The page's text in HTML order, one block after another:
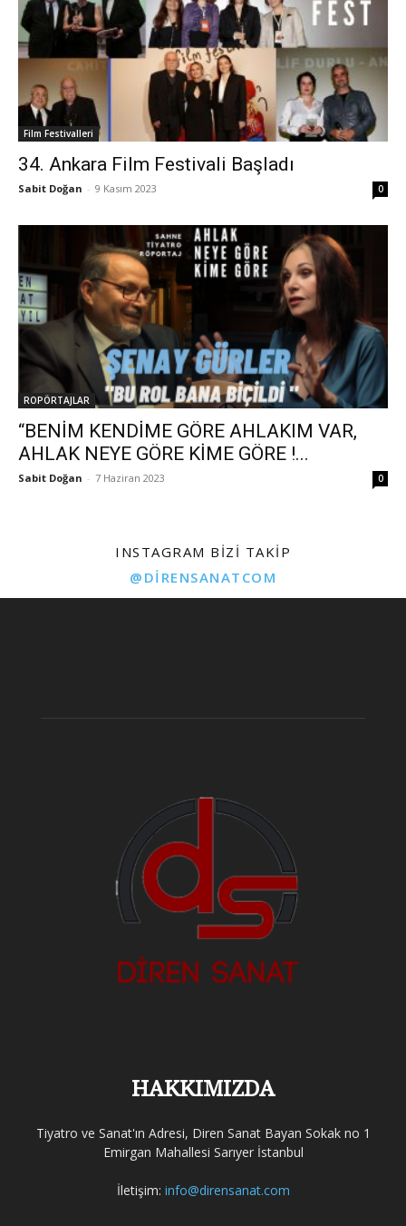
Film Festivalleri
34. Ankara Film Festivali Başladı
Sabit Doğan - 9 Kasım 2023 0
ROPÖRTAJLAR
“BENİM KENDİME GÖRE AHLAKIM VAR,
AHLAK NEYE GÖRE KİME GÖRE !...
Sabit Doğan - 7 Haziran 2023 0
INSTAGRAM BIZI TAKIP
@DIRENSANATCOM
HAKKIMIZDA
Tiyatro ve Sanat'ın Adresi, Diren Sanat Bayan Sokak no 1
Emirgan Mahallesi Sarıyer İstanbul
İletişim: info@dirensanat.com